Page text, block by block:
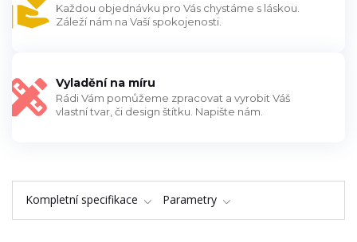
Každou objednávku pro Vás chystáme s láskou.
Záleží nám na Vaší spokojenosti.
Vyladění na míru
Rádi Vám pomůžeme zpracovat a vyrobit Váš
vlastní tvar, či design štítku. Napište nám.
Kompletní specifikace Parametry